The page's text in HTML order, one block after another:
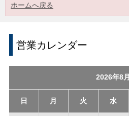
ホームへ戻る
営業カレンダー
2026年8月
日 月 火 水